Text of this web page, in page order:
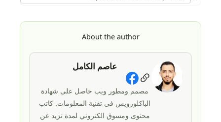
About the author
عاصم الكامل
Social Links
مصمم ومطور ويب حاصل على شهادة
الباكلورويس في تقنية المعلومات. كاتب
محتوى ومسوق الكتروني لمدة تزيد عن